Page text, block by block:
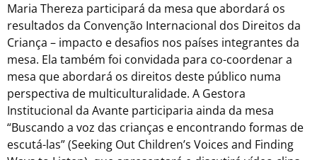
Maria Thereza participará da mesa que abordará os
resultados da Convenção Internacional dos Direitos da
Criança – impacto e desafios nos países integrantes da
mesa. Ela também foi convidada para co-coordenar a
mesa que abordará os direitos deste público numa
perspectiva de multiculturalidade. A Gestora
Institucional da Avante participaria ainda da mesa
“Buscando a voz das crianças e encontrando formas de
escutá-las” (Seeking Out Children’s Voices and Finding